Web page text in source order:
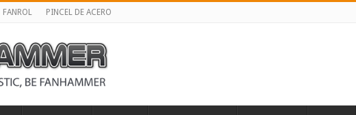
FANROL PINCEL DE ACERO